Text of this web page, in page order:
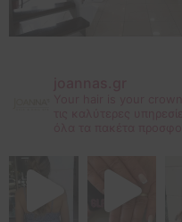
όλα τα πακέτα